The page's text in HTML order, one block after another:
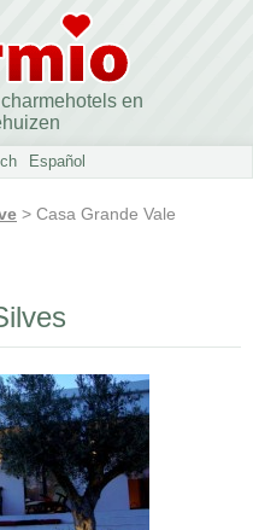
en
Español
> Casa Grande Vale